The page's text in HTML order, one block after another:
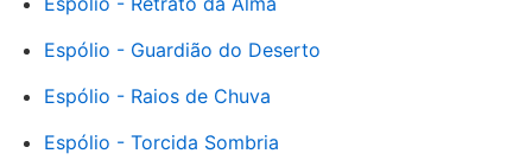
Espólio - Guardião do Deserto
Espólio - Raios de Chuva
Espólio - Torcida Sombria